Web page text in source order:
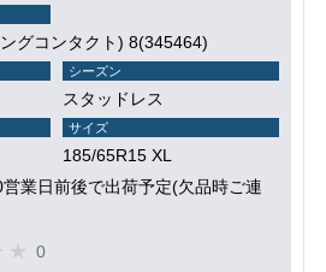
グコンタクト) 8(345464)
シーズン
スタッドレス
サイズ
185/65R15 XL
業日前後で出荷予定(欠品時ご連
0